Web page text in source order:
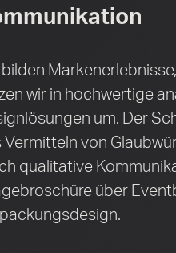
wir in hochwertige
um. Der
Vermitteln von
qualitative
über